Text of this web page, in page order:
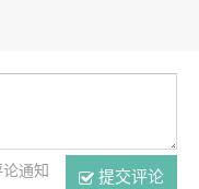
提交评论
通知